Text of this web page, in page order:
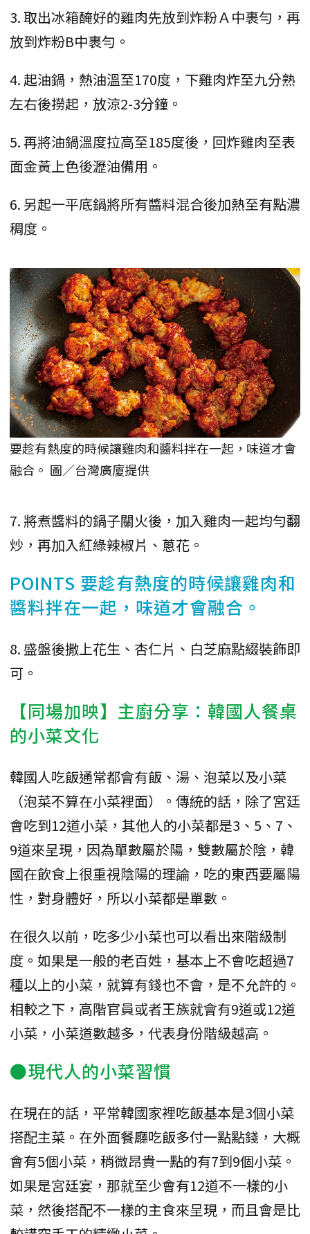
3. 取出冰箱醃好的雞肉先放到炸粉Ａ中裹勻，再
放到炸粉B中裹勻。
4. 起油鍋，熱油溫至170度，下雞肉炸至九分熟
左右後撈起，放涼2-3分鐘。
5. 再將油鍋溫度拉高至185度後，回炸雞肉至表
面金黃上色後瀝油備用。
6. 另起一平底鍋將所有醬料混合後加熱至有點濃
稠度。
要趁有熱度的時候讓雞肉和醬料拌在一起，味道才會
融合。 圖／台灣廣廈提供
7. 將煮醬料的鍋子關火後，加入雞肉一起均勻翻
炒，再加入紅綠辣椒片、蔥花。
POINTS 要趁有熱度的時候讓雞肉和
醬料拌在一起，味道才會融合。
8. 盛盤後撒上花生、杏仁片、白芝麻點綴裝飾即
可。
【同場加映】主廚分享：韓國人餐桌
的小菜文化
韓國人吃飯通常都會有飯、湯、泡菜以及小菜
（泡菜不算在小菜裡面）。傳統的話，除了宮廷
會吃到12道小菜，其他人的小菜都是3、5、7、
9道來呈現，因為單數屬於陽，雙數屬於陰，韓
國在飲食上很重視陰陽的理論，吃的東西要屬陽
性，對身體好，所以小菜都是單數。
在很久以前，吃多少小菜也可以看出來階級制
度。如果是一般的老百姓，基本上不會吃超過7
種以上的小菜，就算有錢也不會，是不允許的。
相較之下，高階官員或者王族就會有9道或12道
小菜，小菜道數越多，代表身份階級越高。
●現代人的小菜習慣
在現在的話，平常韓國家裡吃飯基本是3個小菜
搭配主菜。在外面餐廳吃飯多付一點點錢，大概
會有5個小菜，稍微昂貴一點的有7到9個小菜。
如果是宮廷宴，那就至少會有12道不一樣的小
菜，然後搭配不一樣的主食來呈現，而且會是比